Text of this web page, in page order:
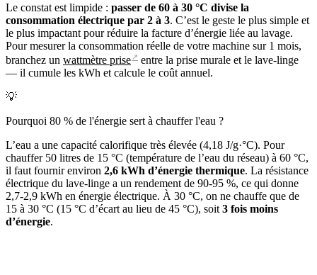
Le constat est limpide : passer de 60 à 30 °C divise la
consommation électrique par 2 à 3. C’est le geste le plus simple et
le plus impactant pour réduire la facture d’énergie liée au lavage.
Pour mesurer la consommation réelle de votre machine sur 1 mois,
branchez un wattmètre prise ↗ entre la prise murale et le lave-linge
— il cumule les kWh et calcule le coût annuel.
💡
Pourquoi 80 % de l'énergie sert à chauffer l'eau ?
L’eau a une capacité calorifique très élevée (4,18 J/g·°C). Pour
chauffer 50 litres de 15 °C (température de l’eau du réseau) à 60 °C,
il faut fournir environ 2,6 kWh d’énergie thermique. La résistance
électrique du lave-linge a un rendement de 90-95 %, ce qui donne
2,7-2,9 kWh en énergie électrique. À 30 °C, on ne chauffe que de
15 à 30 °C (15 °C d’écart au lieu de 45 °C), soit 3 fois moins
d’énergie.